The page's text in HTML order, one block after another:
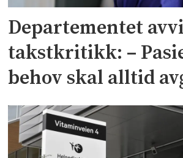
Departementet
takstkritikk: –
behov skal alltid